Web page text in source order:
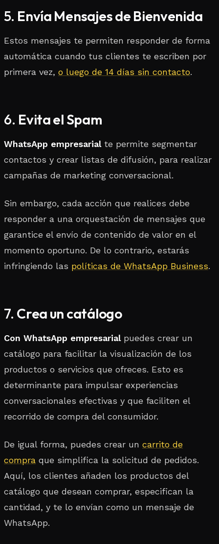
5. Envía Mensajes de Bienvenida
Estos mensajes te permiten responder de forma
automática cuando tus clientes te escriben por
primera vez, o luego de 14 días sin contacto.
6. Evita el Spam
WhatsApp empresarial te permite segmentar
contactos y crear listas de difusión, para realizar
campañas de marketing conversacional.
Sin embargo, cada acción que realices debe
responder a una orquestación de mensajes que
garantice el envío de contenido de valor en el
momento oportuno. De lo contrario, estarás
infringiendo las políticas de WhatsApp Business.
7. Crea un catálogo
Con WhatsApp empresarialpuedes crear un
catálogo para facilitar la visualización de los
productos o servicios que ofreces. Esto es
determinante para impulsar experiencias
conversacionales efectivas y que faciliten el
recorrido de compra del consumidor.
De igual forma, puedes crear un carrito de
compra que simplifica la solicitud de pedidos.
Aquí, los clientes añaden los productos del
catálogo que desean comprar, especifican la
cantidad, y te lo envían como un mensaje de
WhatsApp.